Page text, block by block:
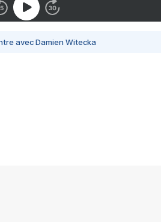
avec Damien Witecka